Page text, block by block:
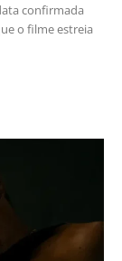
confirmada
o filme estreia